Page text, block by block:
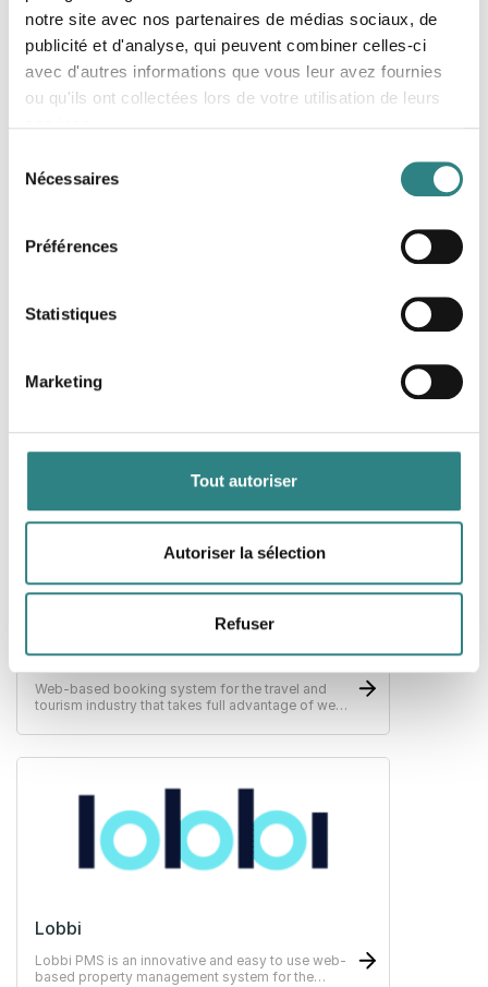
notre site avec nos partenaires de médias sociaux, de
publicité et d'analyse, qui peuvent combiner celles-ci
avec d'autres informations que vous leur avez fournies
ou qu'ils ont collectées lors de votre utilisation de leurs
Nécessaires
Préférences
Statistiques
Marketing
Tout autoriser
Autoriser la sélection
Refuser
BookVisit
in direct bookings and online sales.
Clock PMS
Comers
Web-based booking system for the travel and
tourism industry that takes full advantage of web
Lobbi
Lobbi PMS is an innovative and easy to use web-
based property management system for the